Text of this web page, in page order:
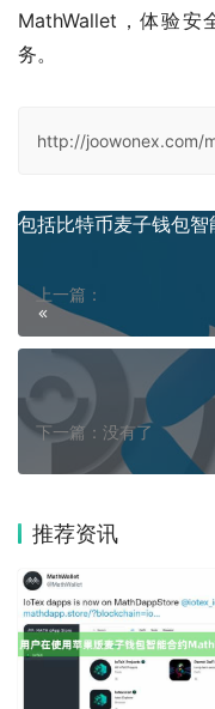
MathWallet，体验安
务。
http://joowonex.com/
上一篇：
包括比特币麦子钱包
下一篇：没有了
推荐资讯